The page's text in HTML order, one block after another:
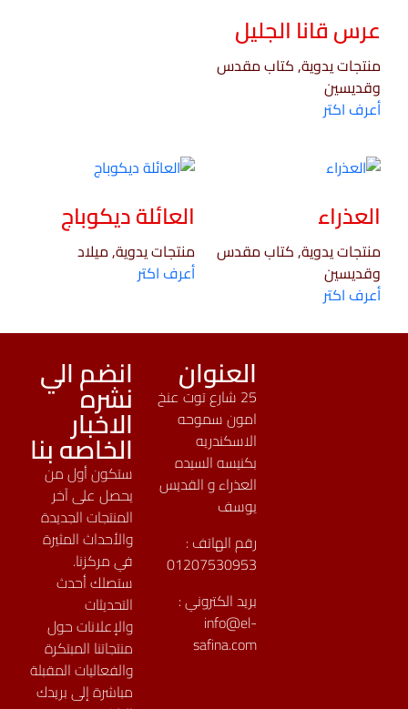
عرس قانا الجليل
منتجات يدوية, كتاب مقدس
وقديسين
أعرف اكتر
العذراء
منتجات يدوية, كتاب مقدس
وقديسين
أعرف اكتر
العائلة ديكوباج
منتجات يدوية, ميلاد
أعرف اكتر
العنوان
25 شارع توت عنخ
امون سموحه
الاسكندريه
بكنيسه السيده
العذراء و القديس
يوسف
رقم الهاتف :
01207530953
بريد الكتروني :
info@el-
safina.com
انضم الي
نشره
الاخبار
الخاصه بنا
ستكون أول من
يحصل على آخر
المنتجات الجديدة
والأحداث المثيرة
في مركزنا.
ستصلك أحدث
التحديثات
والإعلانات حول
منتجاتنا المبتكرة
والفعاليات المقبلة
مباشرة إلى بريدك